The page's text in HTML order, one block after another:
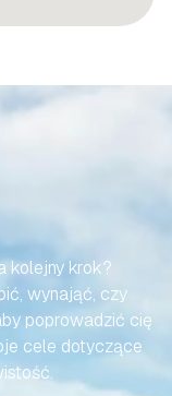
kolejny krok?
wynająć, czy
poprowadzić cię
cele dotyczące